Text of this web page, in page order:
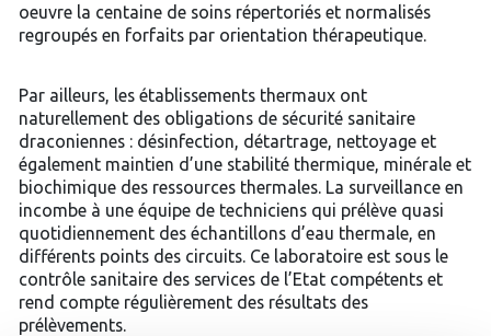
oeuvre la centaine de soins répertoriés et normalisés
regroupés en forfaits par orientation thérapeutique.
Par ailleurs, les établissements thermaux ont
naturellement des obligations de sécurité sanitaire
draconiennes : désinfection, détartrage, nettoyage et
également maintien d’une stabilité thermique, minérale et
biochimique des ressources thermales. La surveillance en
incombe à une équipe de techniciens qui prélève quasi
quotidiennement des échantillons d’eau thermale, en
différents points des circuits. Ce laboratoire est sous le
contrôle sanitaire des services de l’Etat compétents et
rend compte régulièrement des résultats des
prélèvements.